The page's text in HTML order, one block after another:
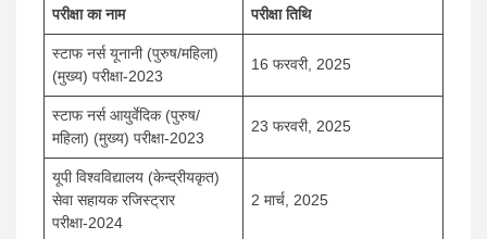
परीक्षा का नाम परीक्षा तिथि
स्टाफ नर्स यूनानी (पुरुष/महिला)
(मुख्य) परीक्षा-2023
16 फरवरी, 2025
स्टाफ नर्स आयुर्वेदिक (पुरुष/
महिला) (मुख्य) परीक्षा-2023
23 फरवरी, 2025
यूपी विश्वविद्यालय (केन्द्रीयकृत)
सेवा सहायक रजिस्ट्रार
परीक्षा-2024
2 मार्च, 2025